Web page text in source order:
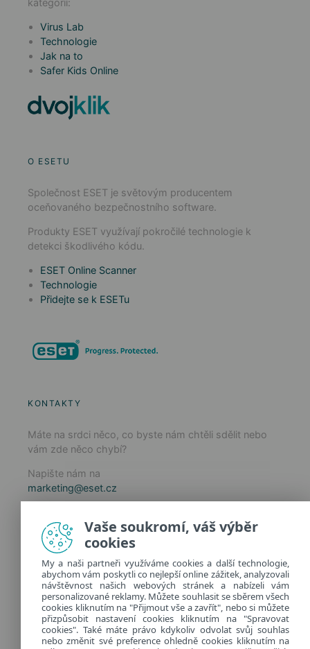
Virus Lab
Technologie
Jak na to
Safer Kids Online
O ESETU
Společnost ESET je světovým producentem
oceňovaného bezpečnostního software.
Produkty ESET využívají pokročilé technologie k
detekci škodlivého kódu.
ESET Online Scanner
Technologie
Přidejte se k ESETu
KONTAKTY
Máte na srdci něco, co byste nám chtěli sdělit nebo
vám zde něco chybí?
Napište nám na
marketing@eset.cz
Zásady ochrany osobních údajů
Spravovat cookies
Provozuje:
ESET software spol. s r.o.
Classic 7 Business Park, Jankovcova 1037/49
170 00 Praha 7, Česká republika
IČ: 26467593
Vaše soukromí, váš výběr
cookies
My a naši partneři využíváme cookies a další technologie,
abychom vám poskytli co nejlepší online zážitek, analyzovali
návštěvnost našich webových stránek a nabízeli vám
personalizované reklamy. Můžete souhlasit se sběrem všech
cookies kliknutím na "Přijmout vše a zavřít", nebo si můžete
přizpůsobit nastavení cookies kliknutím na "Spravovat
cookies". Také máte právo kdykoliv odvolat svůj souhlas
nebo změnit své preference ohledně cookies kliknutím na